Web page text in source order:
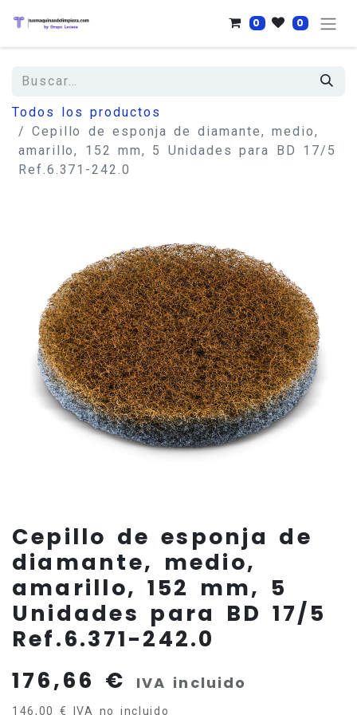
0 0
Todos los productos
Cepillo de esponja de diamante, medio,
amarillo, 152 mm, 5 Unidades para BD 17/5
Ref.6.371-242.0
Cepillo de esponja de
diamante, medio,
amarillo, 152 mm, 5
Unidades para BD 17/5
Ref.6.371-242.0
176,66 € IVA incluido
146,00 € IVA no incluido